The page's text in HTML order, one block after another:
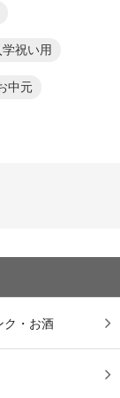
学祝い用
中元
ク・お酒